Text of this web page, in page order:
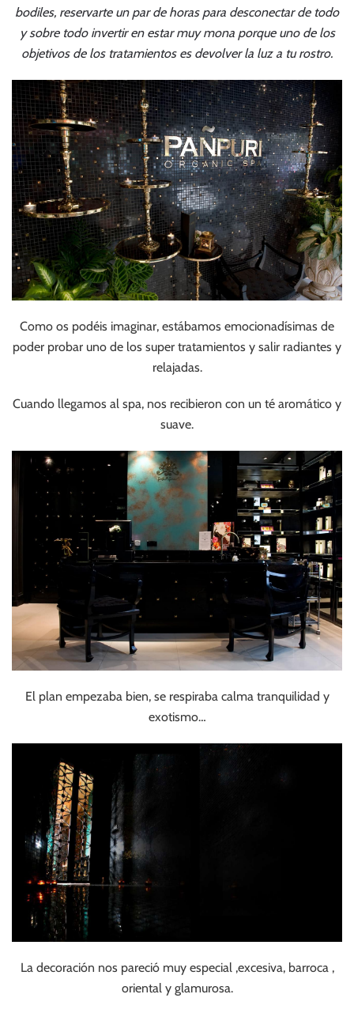
bodiles, reservarte un par de horas para desconectar de todo
y sobre todo invertir en estar muy mona porque uno de los
objetivos de los tratamientos es devolver la luz a tu rostro.
Como os podéis imaginar, estábamos emocionadísimas de
poder probar uno de los super tratamientos y salir radiantes y
relajadas.
Cuando llegamos al spa, nos recibieron con un té aromático y
suave.
El plan empezaba bien, se respiraba calma tranquilidad y
exotismo…
La decoración nos pareció muy especial ,excesiva, barroca ,
oriental y glamurosa.